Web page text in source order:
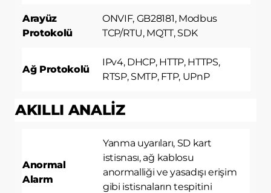
Arayüz
Protokolü
ONVIF, GB28181, Modbus
TCP/RTU, MQTT, SDK
Ağ Protokolü
IPv4, DHCP, HTTP, HTTPS,
RTSP, SMTP, FTP, UPnP
AKILLI ANALİZ
Anormal
Alarm
Yanma uyarıları, SD kart
istisnası, ağ kablosu
anormalliği ve yasadışı erişim
gibi istisnaların tespitini